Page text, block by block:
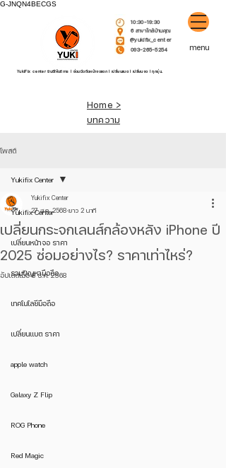
G-JNQN4BECGS
10:30-19:30
6 สาขาใกล้บ้านคุณ
@yukifix_center
093-265-5254
YukiFix center ยินดีให้บริการ l ซ่อมมือถือหน้าจอแตก l เปลี่ยนแบต l เปลี่ยนจอ l ทุกรุ่น.
menu
Home >
บทความ
โพสต์
Yukifix Center
เปลี่ยนหน้าจอ ราคา
รวมปัญหามือถือ
เทคโนโลยีมือถือ
เปลี่ยนแบต ราคา
apple watch
Galaxy Z Flip
ROG Phone
Red Magic
Yukifix Center
เปลี่ยนกระจกเลนส์กล้องหลัง iPhone ปี
2025 ซ่อมอย่างไร? ราคาเท่าไหร่?
Yukifix Center
27 ส.ค. 2568 ยาว 2 นาที
อัปเดตเมื่อ8 ธ.ค. 2568